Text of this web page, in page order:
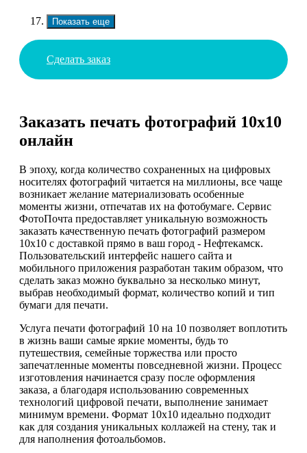
Показать еще
Сделать заказ
Заказать печать фотографий 10х10
онлайн
В эпоху, когда количество сохраненных на цифровых
носителях фотографий читается на миллионы, все чаще
возникает желание материализовать особенные
моменты жизни, отпечатав их на фотобумаге. Сервис
ФотоПочта предоставляет уникальную возможность
заказать качественную печать фотографий размером
10х10 с доставкой прямо в ваш город - Нефтекамск.
Пользовательский интерфейс нашего сайта и
мобильного приложения разработан таким образом, что
сделать заказ можно буквально за несколько минут,
выбрав необходимый формат, количество копий и тип
бумаги для печати.
Услуга печати фотографий 10 на 10 позволяет воплотить
в жизнь ваши самые яркие моменты, будь то
путешествия, семейные торжества или просто
запечатленные моменты повседневной жизни. Процесс
изготовления начинается сразу после оформления
заказа, а благодаря использованию современных
технологий цифровой печати, выполнение занимает
минимум времени. Формат 10х10 идеально подходит
как для создания уникальных коллажей на стену, так и
для наполнения фотоальбомов.